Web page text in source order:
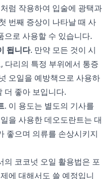
럼 작용하여 입술에 광택과
번째 증상이 나타날 때 사
으로 사용할 수 있습니다.
됩니다. 만약 모든 것이 시
다리의 특정 부위에서 통증
오일을 예방책으로 사용하
더 좋아 보입니다.
. 이 용도는 별도의 기사를
을 사용한 데오도란트는 대
좋으며 의류를 손상시키지
의 코코넛 오일 활용법은 포
에 대해서도 쓸 예정입니